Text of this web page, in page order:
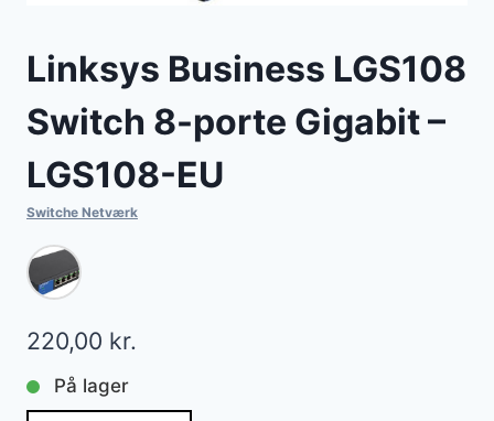
Linksys Business LGS108
Switch 8-porte Gigabit –
LGS108-EU
Switche Netværk
220,00 kr.
På lager